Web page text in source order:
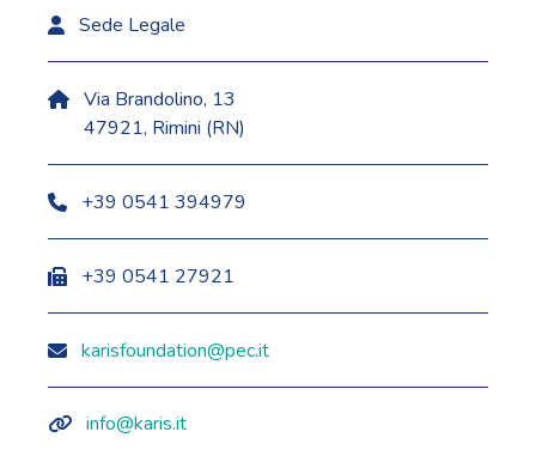
Sede Legale
Via Brandolino, 13
47921, Rimini (RN)
+39 0541 394979
+39 0541 27921
karisfoundation@pec.it
info@karis.it